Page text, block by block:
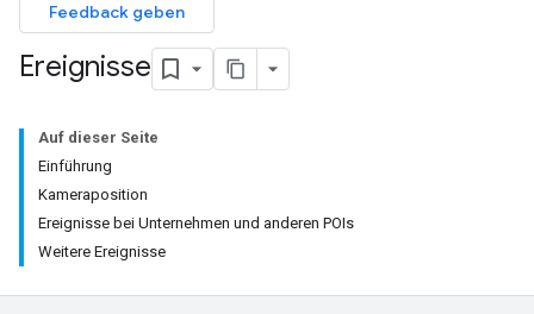
Feedback geben
Ereignisse
Auf dieser Seite
Einführung
Kameraposition
Ereignisse bei Unternehmen und anderen POIs
Weitere Ereignisse